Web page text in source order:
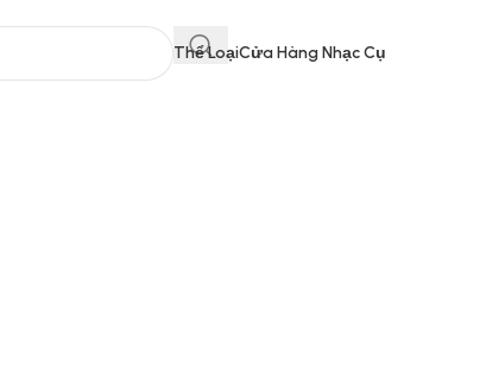
Thể LoạiCửa Hàng Nhạc Cụ